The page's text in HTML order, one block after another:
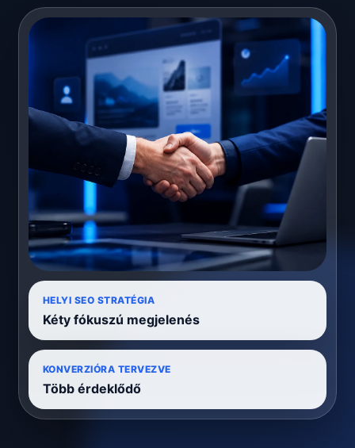
HELYI SEO STRATÉGIA
Kéty fókuszú megjelenés
KONVERZIÓRA TERVEZVE
Több érdeklődő